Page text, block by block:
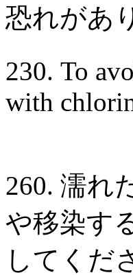
恐れがあ
230. To
with
260. 濡れ
や移染す
してくだ